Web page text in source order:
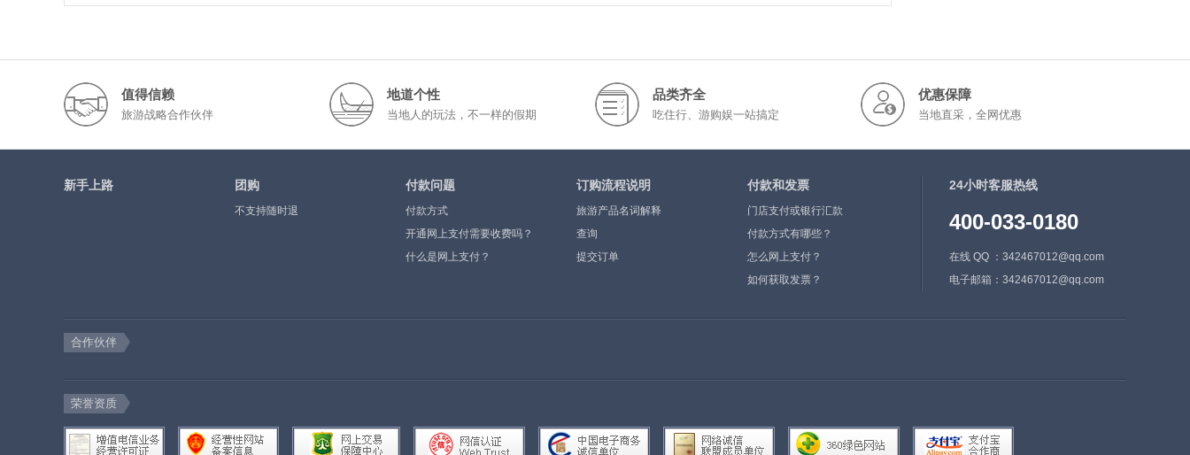
值得信赖
旅游战略合作伙伴
地道个性
当地人的玩法，不一样的假期
品类齐全
吃住行、游购娱一站搞定
优惠保障
当地直采，全网优惠
新手上路 团购
不支持随时退
付款问题
付款方式
开通网上支付需要收费吗？
什么是网上支付？
订购流程说明
旅游产品名词解释
查询
提交订单
付款和发票
门店支付或银行汇款
付款方式有哪些？
怎么网上支付？
如何获取发票？
24小时客服热线
400-033-0180
在线 QQ ：342467012@qq.com
电子邮箱：342467012@qq.com
合作伙伴
荣誉资质